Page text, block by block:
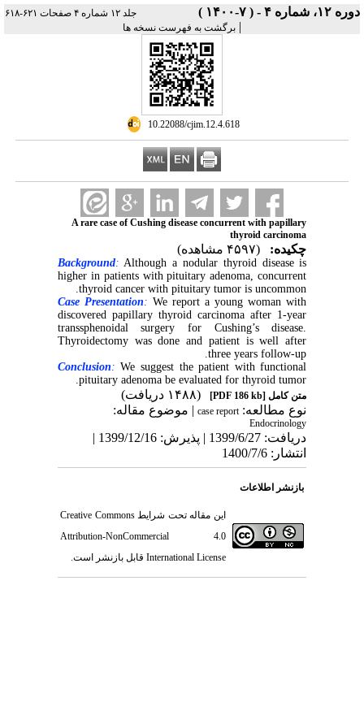
دوره ۱۲، شماره ۴ - ( ۷-۱۴۰۰ ) جلد ۱۲ شماره ۴ صفحات ۶۲۱-۶۱۸
| برگشت به فهرست نسخه ها
‎ 10.22088/cjim.12.4.618
A rare case of Cushing disease concurrent with papillary
thyroid carcinoma
چکیده: (۴۵۹۷ مشاهده)
Background: Although a nodular thyroid disease is
higher in patients with pituitary adenoma, concurrent
thyroid cancer with pituitary tumor is uncommon.
Case Presentation: We report a young woman with
discovered papillary thyroid carcinoma after 1-year
transsphenoidal surgery for Cushing’s disease.
Thyroidectomy was done and patient is well after
three years follow-up.
Conclusion: We suggest the patient with functional
pituitary adenoma be evaluated for thyroid tumor.
متن کامل[PDF 186 kb]
(۱۴۸۸ دریافت)
نوع مطالعه: case report| موضوع مقاله:
Endocrinology
دریافت: 1399/6/27 | پذیرش: 1399/12/16 |
انتشار: 1400/7/6
بازنشر اطلاعات
این مقاله تحت شرایطCreative Commons
Attribution-NonCommercial 4.0
International License قابل بازنشر است.